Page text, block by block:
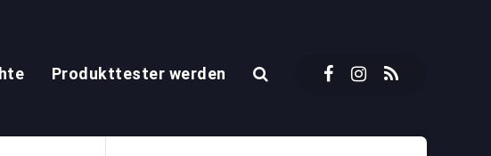
Produkttester werden